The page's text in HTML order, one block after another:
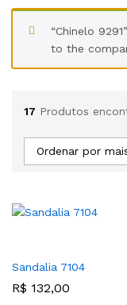
“Chinelo
to the
17 Produtos
Ordenar por
Sandalia 7104
R$ 132,00